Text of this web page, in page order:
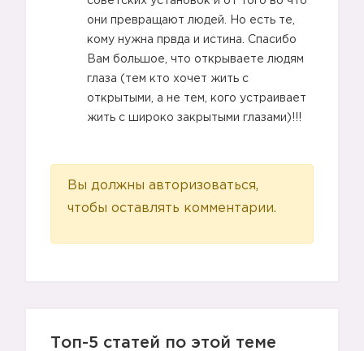
они превращают людей. Но есть те,
кому нужна првда и истина. Спасибо
Вам большое, что открываете людям
глаза (тем кто хочет жить с
открытыми, а не тем, кого устраивает
жить с широко закрытыми глазами)!!!
Вы должны авторизоваться,
чтобы оставлять комментарии.
Топ-5 статей по этой теме